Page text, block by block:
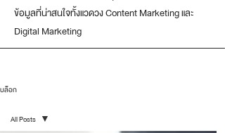
ข้อมูลที่น่าสนใจทั้งแวดวง Content Marketing และ
Digital Marketing
บล็อก
All Posts